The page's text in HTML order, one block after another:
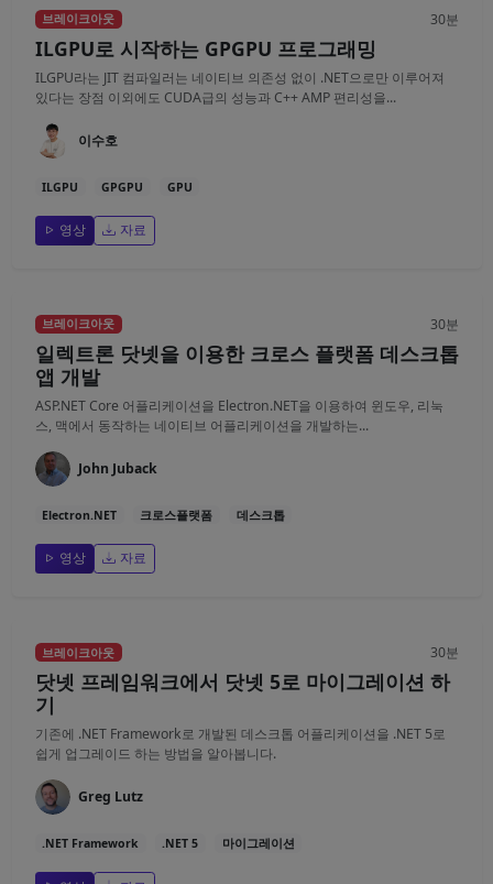
브레이크아웃 30분
ILGPU로 시작하는 GPGPU 프로그래밍
ILGPU라는 JIT 컴파일러는 네이티브 의존성 없이 .NET으로만 이루어져
있다는 장점 이외에도 CUDA급의 성능과 C++ AMP 편리성을...
이수호
ILGPU GPGPU GPU
영상 자료
브레이크아웃 30분
일렉트론 닷넷을 이용한 크로스 플랫폼 데스크톱
앱 개발
ASP.NET Core 어플리케이션을 Electron.NET을 이용하여 윈도우, 리눅
스, 맥에서 동작하는 네이티브 어플리케이션을 개발하는...
John Juback
Electron.NET 크로스플랫폼 데스크톱
영상 자료
브레이크아웃 30분
닷넷 프레임워크에서 닷넷 5로 마이그레이션 하
기
기존에 .NET Framework로 개발된 데스크톱 어플리케이션을 .NET 5로
쉽게 업그레이드 하는 방법을 알아봅니다.
Greg Lutz
.NET Framework .NET 5 마이그레이션